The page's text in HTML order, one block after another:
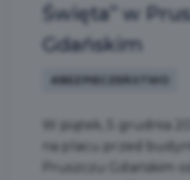
Święta” w
Gdańskim
#BEZPIECZEŃSTWO
W piątek, 5 grudnia
na placu przed
Pruszczu Gdańskim